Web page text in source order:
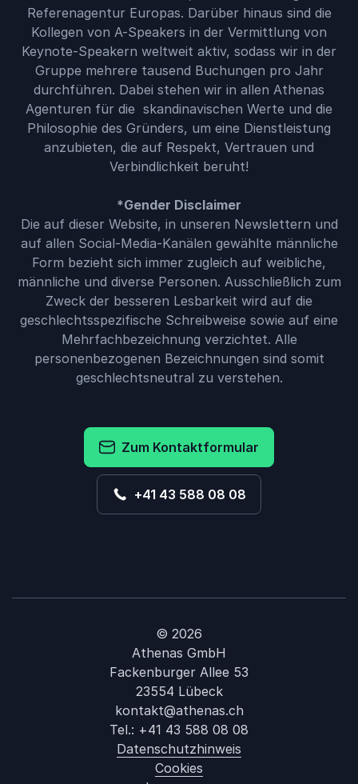
Referenagentur Europas. Darüber hinaus sind die
Kollegen von A-Speakers in der Vermittlung von
Keynote-Speakern weltweit aktiv, sodass wir in der
Gruppe mehrere tausend Buchungen pro Jahr
durchführen. Dabei stehen wir in allen Athenas
Agenturen für die skandinavischen Werte und die
Philosophie des Gründers, um eine Dienstleistung
anzubieten, die auf Respekt, Vertrauen und
Verbindlichkeit beruht!
*Gender Disclaimer
Die auf dieser Website, in unseren Newslettern und
auf allen Social-Media-Kanälen gewählte männliche
Form bezieht sich immer zugleich auf weibliche,
männliche und diverse Personen. Ausschließlich zum
Zweck der besseren Lesbarkeit wird auf die
geschlechtsspezifische Schreibweise sowie auf eine
Mehrfachbezeichnung verzichtet. Alle
personenbezogenen Bezeichnungen sind somit
geschlechtsneutral zu verstehen.
Zum Kontaktformular
+41 43 588 08 08
© 2026
Athenas GmbH
Fackenburger Allee 53
23554 Lübeck
kontakt@athenas.ch
Tel.: +41 43 588 08 08
Datenschutzhinweis
Cookies